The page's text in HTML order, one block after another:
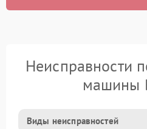
Неисправности
машины
Виды неисправностей